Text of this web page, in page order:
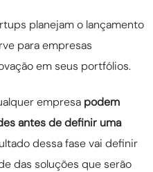
planejam o lançamento
para empresas
em seus portfólios.
empresa podem
antes de definir uma
dessa fase vai definir
das soluções que serão